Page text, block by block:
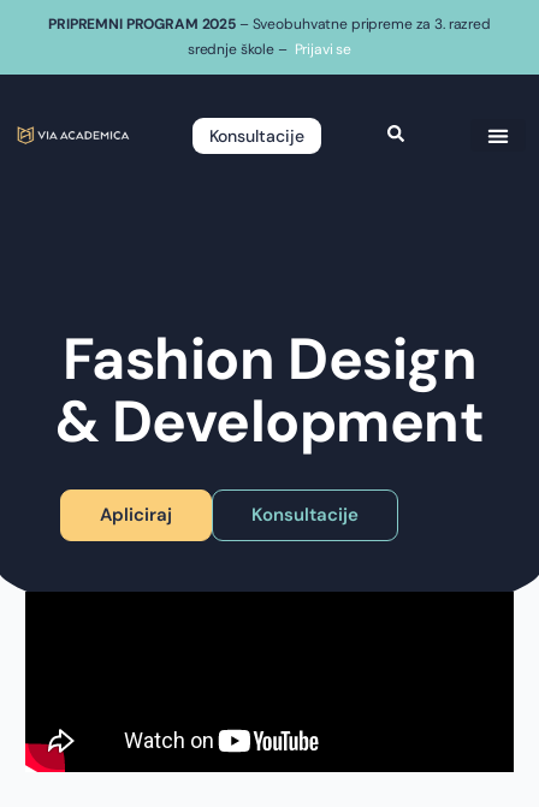
PRIPREMNI PROGRAM 2025 – Sveobuhvatne pripreme za 3. razred
srednje škole – Prijavi se
Konsultacije
Fashion Design
& Development
Apliciraj Konsultacije